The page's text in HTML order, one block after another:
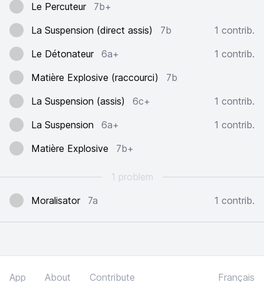
Le Percuteur
7b+
La Suspension (direct assis)
7b
1 contrib.
Le Détonateur
6a+
1 contrib.
Matière Explosive (raccourci)
7b
La Suspension (assis)
6c+
1 contrib.
La Suspension
6a+
1 contrib.
Matière Explosive
7b+
1 problem
Moralisator
7a 1 contrib.
App About Contribute Français